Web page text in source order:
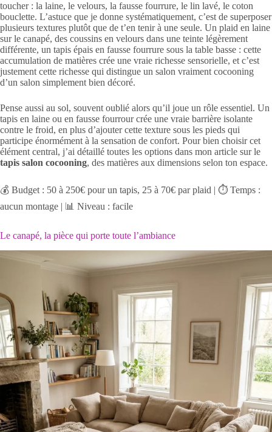
toucher : la laine, le velours, la fausse fourrure, le lin lavé, le coton
bouclette. L’astuce que je donne systématiquement, c’est de superposer
plusieurs textures plutôt que de t’en tenir à une seule. Un plaid en laine
sur le canapé, des coussins en velours dans une teinte légèrement
différente, un tapis épais en fausse fourrure sous la table basse : cette
accumulation de matières crée une vraie richesse sensorielle, et c’est
justement cette richesse qui distingue un salon vraiment cocooning
d’un salon simplement bien décoré.
Pense aussi au sol, souvent oublié alors qu’il joue un rôle essentiel. Un
tapis en laine ou en fausse fourrour crée une vraie barrière isolante
contre le froid, en plus d’ajouter cette texture sous les pieds qui
participe énormément à la sensation de confort. Pour bien choisir cet
élément central, j’ai détaillé toutes les options dans mon article sur le
tapis salon cocooning, des matières aux dimensions selon ton espace.
💰 Budget : 50 à 250€ pour un tapis, 25 à 70€ par plaid | ⏱️ Temps :
aucun montage | 📊 Niveau : facile
Le canapé, la pièce qui porte toute l’ambiance